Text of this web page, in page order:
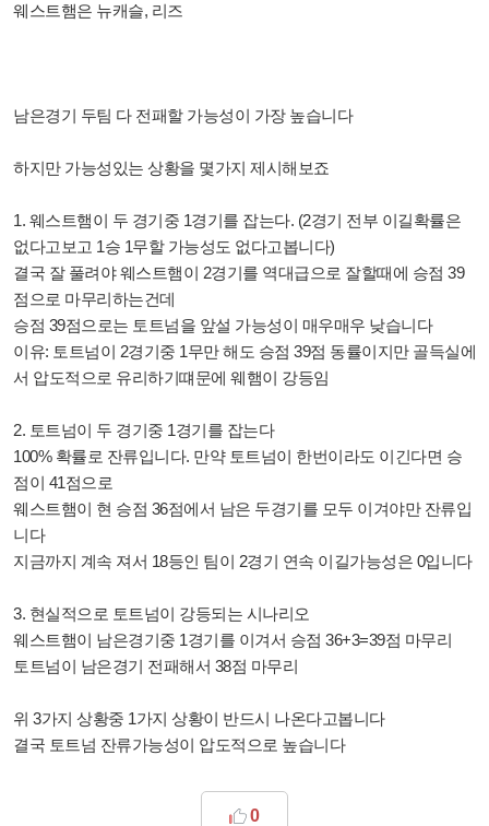
웨스트햄은 뉴캐슬, 리즈
남은경기 두팀 다 전패할 가능성이 가장 높습니다
하지만 가능성있는 상황을 몇가지 제시해보죠
1. 웨스트햄이 두 경기중 1경기를 잡는다. (2경기 전부 이길확률은
없다고보고 1승 1무할 가능성도 없다고봅니다)
결국 잘 풀려야 웨스트햄이 2경기를 역대급으로 잘할때에 승점 39
점으로 마무리하는건데
승점 39점으로는 토트넘을 앞설 가능성이 매우매우 낮습니다
이유: 토트넘이 2경기중 1무만 해도 승점 39점 동률이지만 골득실에
서 압도적으로 유리하기떄문에 웨햄이 강등임
2. 토트넘이 두 경기중 1경기를 잡는다
100% 확률로 잔류입니다. 만약 토트넘이 한번이라도 이긴다면 승
점이 41점으로
웨스트햄이 현 승점 36점에서 남은 두경기를 모두 이겨야만 잔류입
니다
지금까지 계속 져서 18등인 팀이 2경기 연속 이길가능성은 0입니다
3. 현실적으로 토트넘이 강등되는 시나리오
웨스트햄이 남은경기중 1경기를 이겨서 승점 36+3=39점 마무리
토트넘이 남은경기 전패해서 38점 마무리
위 3가지 상황중 1가지 상황이 반드시 나온다고봅니다
결국 토트넘 잔류가능성이 압도적으로 높습니다
0